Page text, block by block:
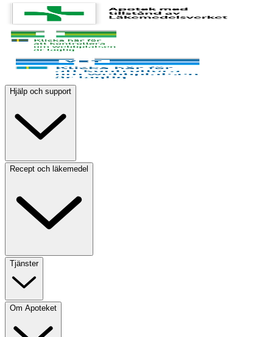
Hjälp och support
Recept och läkemedel
Tjänster
Om Apoteket